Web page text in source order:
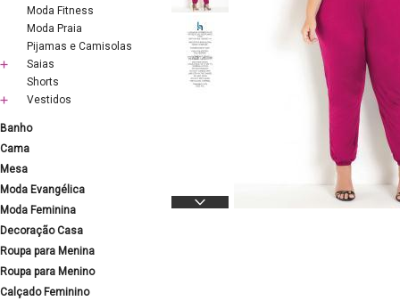
Moda Fitness
Moda Praia
Pijamas e Camisolas
Saias
Shorts
Vestidos
Banho
Cama
Mesa
Moda Evangélica
Moda Feminina
Decoração Casa
Roupa para Menina
Roupa para Menino
Calçado Feminino